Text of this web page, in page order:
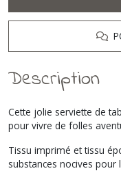
Description
Cette jolie serviette de
pour vivre de folles
Tissu imprimé et tissu
substances nocives